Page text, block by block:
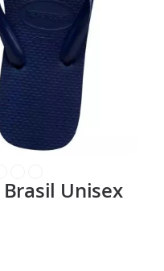
Unisex